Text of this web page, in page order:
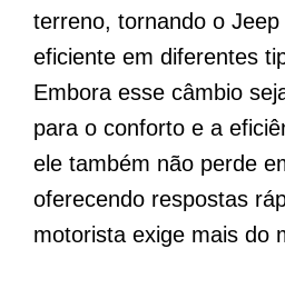
terreno, tornando o
eficiente em diferentes
Embora esse câmbio
para o conforto e a
ele também não perde
oferecendo respostas
motorista exige mais do